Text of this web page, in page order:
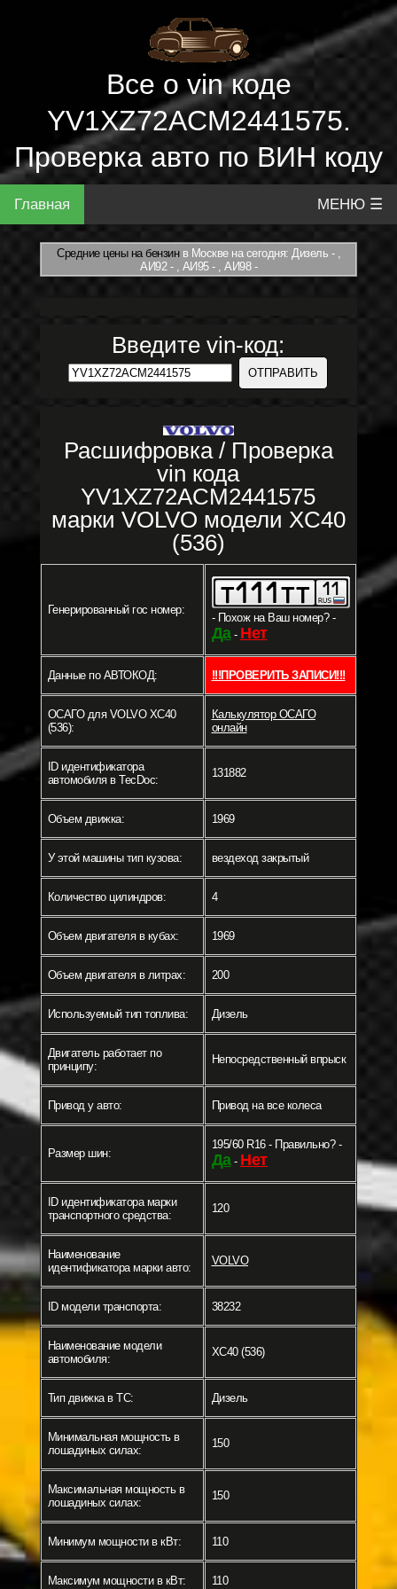
Все о vin коде
YV1XZ72ACM2441575.
Проверка авто по ВИН коду
Главная МЕНЮ ☰
Средние цены на бензинв Москве на сегодня: Дизель - ,
АИ92 - , АИ95 - , АИ98 -
Введите vin-код:
Расшифровка / Проверка
vin кода
YV1XZ72ACM2441575
марки VOLVO модели XC40
(536)
Генерированный гос номер:
- Похож на Ваш номер? -
Да- Нет
Данные по АВТОКОД: !!!ПРОВЕРИТЬ ЗАПИСИ!!!
ОСАГО для VOLVO XC40
(536):
Калькулятор ОСАГО
онлайн
ID идентификатора
автомобиля в TecDoc:
131882
Объем движка: 1969
У этой машины тип кузова: вездеход закрытый
Количество цилиндров: 4
Объем двигателя в кубах: 1969
Объем двигателя в литрах: 200
Используемый тип топлива: Дизель
Двигатель работает по
принципу:
Непосредственный впрыск
Привод у авто: Привод на все колеса
Размер шин:
195/60 R16 - Правильно? -
Да- Нет
ID идентификатора марки
транспортного средства:
120
Наименование
идентификатора марки авто:
VOLVO
ID модели транспорта: 38232
Наименование модели
автомобиля:
XC40 (536)
Тип движка в ТС: Дизель
Минимальная мощность в
лошадиных силах:
150
Максимальная мощность в
лошадиных силах:
150
Минимум мощности в кВт: 110
Максимум мощности в кВт: 110